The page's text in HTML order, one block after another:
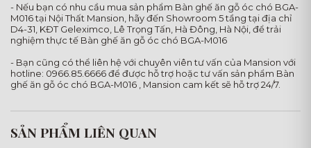
- Nếu bạn có nhu cầu mua sản phẩm Bàn ghế ăn gỗ óc chó BGA-
M016 tại Nội Thất Mansion, hãy đến Showroom 5 tầng tại địa chỉ
D4-31, KĐT Geleximco, Lê Trọng Tấn, Hà Đông, Hà Nội, để trải
nghiệm thực tế Bàn ghế ăn gỗ óc chó BGA-M016
- Bạn cũng có thể liên hệ với chuyên viên tư vấn của Mansion với
hotline: 0966.85.6666 để được hỗ trợ hoặc tư vấn sản phẩm Bàn
ghế ăn gỗ óc chó BGA-M016 , Mansion cam kết sẽ hỗ trợ 24/7.
SẢN PHẨM LIÊN QUAN